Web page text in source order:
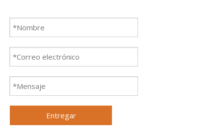
Entregar